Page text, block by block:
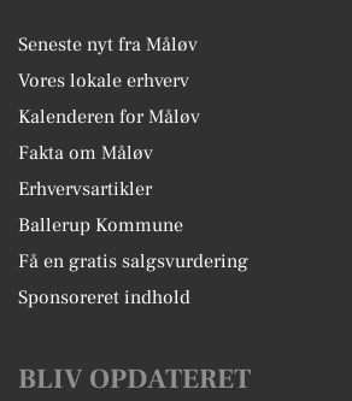
Seneste nyt fra Måløv
Vores lokale erhverv
Kalenderen for Måløv
Fakta om Måløv
Erhvervsartikler
Ballerup Kommune
Få en gratis salgsvurdering
Sponsoreret indhold
BLIV OPDATERET